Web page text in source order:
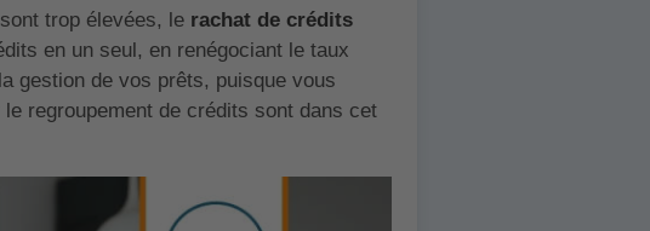
trop élevées, le rachat de crédits
en un seul, en renégociant le taux
gestion de vos prêts, puisque vous
regroupement de crédits sont dans cet